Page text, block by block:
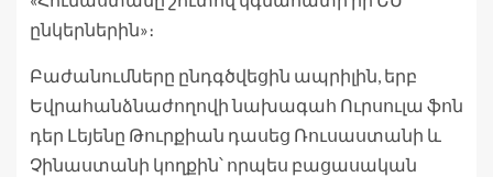
ընկերներին»։
Բաժանումները ընդգծվեցին ապրիլին, երբ
Եվրահանձնաժողովի նախագահ Ուրսուլա ֆոն
դեր Լեյենը Թուրքիան դասեց Ռուսաստանի և
Չինաստանի կողքին՝ որպես բացասական